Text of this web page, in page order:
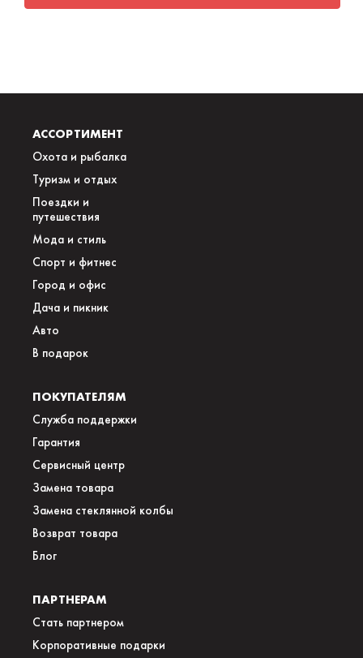
АССОРТИМЕНТ
Охота и рыбалка
Туризм и отдых
Поездки и
путешествия
Мода и стиль
Спорт и фитнес
Город и офис
Дача и пикник
Авто
В подарок
ПОКУПАТЕЛЯМ
Служба поддержки
Гарантия
Сервисный центр
Замена товара
Замена стеклянной колбы
Возврат товара
Блог
ПАРТНЕРАМ
Стать партнером
Корпоративные подарки